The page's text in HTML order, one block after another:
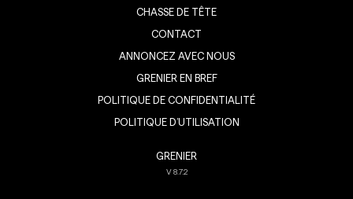
CHASSE DE TÊTE
CONTACT
ANNONCEZ AVEC NOUS
GRENIER EN BREF
POLITIQUE DE CONFIDENTIALITÉ
POLITIQUE D’UTILISATION
GRENIER
V8.7.2